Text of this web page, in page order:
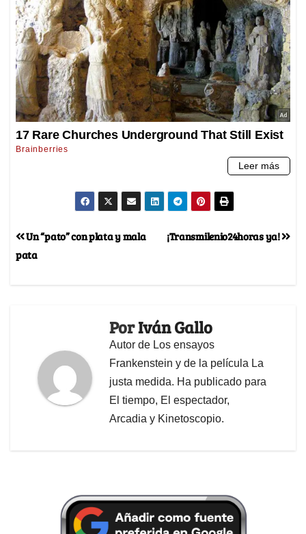
¡Transmilenio24horas ya!
Un “pato” con plata y mala
pata
PorIván Gallo
Autor de Los ensayos
Frankenstein y de la película La
justa medida. Ha publicado para
El tiempo, El espectador,
Arcadia y Kinetoscopio.